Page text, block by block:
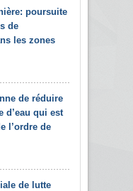
poursuite
de
les zones
de réduire
d’eau qui est
l’ordre de
de lutte